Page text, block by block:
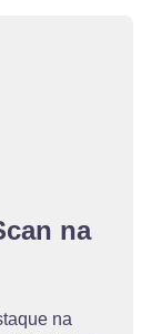
na
na